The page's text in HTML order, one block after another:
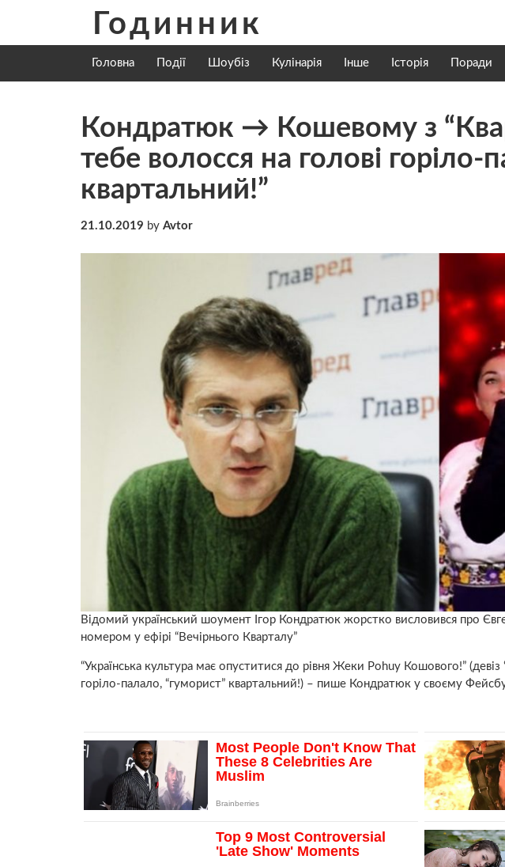
content
Годинник
Головна Події Шоубіз Кулінарія Інше Історія Поради
Кондратюк → Кошевому з
тебе волосся на голові горіло-
квартальний!”
21.10.2019 by Avtor
Відомий український шоумент Ігор Кондратюк жорстко висловився про
номером у ефірі “Вечірнього Кварталу”
“Українська культура має опуститися до рівня Жеки Pohuy Кошового!”
горіло-палало, “гуморист” квартальний!) – пише Кондратюк у своєму